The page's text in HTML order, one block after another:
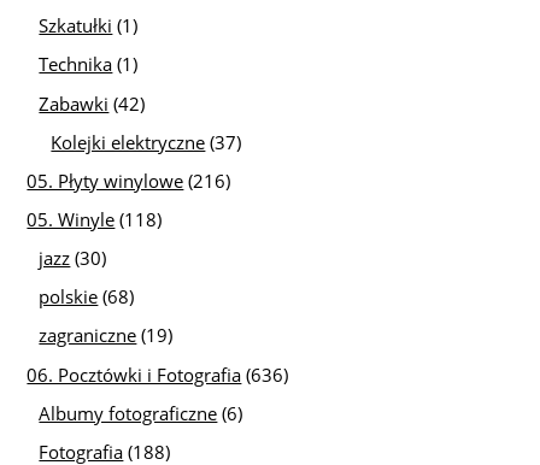
Szkatułki (1)
Technika (1)
Zabawki (42)
Kolejki elektryczne (37)
05. Płyty winylowe (216)
05. Winyle (118)
jazz (30)
polskie (68)
zagraniczne (19)
06. Pocztówki i Fotografia (636)
Albumy fotograficzne (6)
Fotografia (188)